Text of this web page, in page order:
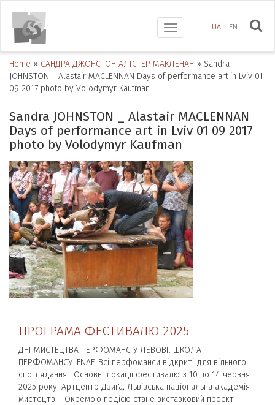
UA EN
Toggle
navigation
Home » САНДРА ДЖОНСТОН АЛІСТЕР МАКЛЕНАН » Sandra
JOHNSTON _ Alastair MACLENNAN Days of performance art in Lviv 01
09 2017 photo by Volodymyr Kaufman
Sandra JOHNSTON _ Alastair MACLENNAN
Days of performance art in Lviv 01 09 2017
photo by Volodymyr Kaufman
ПРОГРАМА ФЕСТИВАЛЮ 2025
ДНІ МИСТЕЦТВА ПЕРФОМАНС У ЛЬВОВІ. ШКОЛА
ПЕРФОМАНСУ. FNAF. Всі перфоманси відкриті для вільного
споглядання. Основні локації фестивалю з 10 по 14 червня
2025 року: Артцентр Дзиґа, Львівська національна академія
мистецтв. Окремою подією стане виставковий проєкт